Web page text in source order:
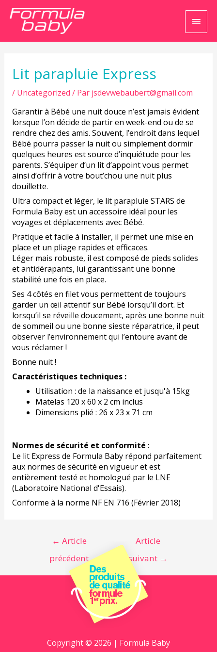
Lit parapluie Express
/ Uncategorized / Par jsdevwebaubert@gmail.com
Garantir à Bébé une nuit douce n’est jamais évident
lorsque l’on décide de partir en week-end ou de se
rendre chez des amis. Souvent, l’endroit dans lequel
Bébé pourra passer la nuit ou simplement dormir
quelques heures est source d’inquiétude pour les
parents. S’équiper d’un lit d’appoint vous permet
ainsi d’offrir à votre bout’chou une nuit plus
douillette.
Ultra compact et léger, le lit parapluie STARS de
Formula Baby est un accessoire idéal pour les
voyages et déplacements avec Bébé.
Pratique et facile à installer, il permet une mise en
place et un pliage rapides et efficaces.
Léger mais robuste, il est composé de pieds solides
et antidérapants, lui garantissant une bonne
stabilité une fois en place.
Ses 4 côtés en filet vous permettent de toujours
garder un œil attentif sur Bébé lorsqu’il dort. Et
lorsqu’il se réveille doucement, après une bonne nuit
de sommeil ou une bonne sieste réparatrice, il peut
observer l’environnement qui l’entoure avant de
vous réclamer !
Bonne nuit !
Caractéristiques techniques :
Utilisation : de la naissance et jusqu'à 15kg
Matelas 120 x 60 x 2 cm inclus
Dimensions plié : 26 x 23 x 71 cm
Normes de sécurité et conformité :
Le lit Express de Formula Baby répond parfaitement
aux normes de sécurité en vigueur et est
entièrement testé et homologué par le LNE
(Laboratoire National d'Essais).
Conforme à la norme NF EN 716 (Février 2018)
← Article
précédent
Article
suivant →
Copyright © 2026 | Formula Baby